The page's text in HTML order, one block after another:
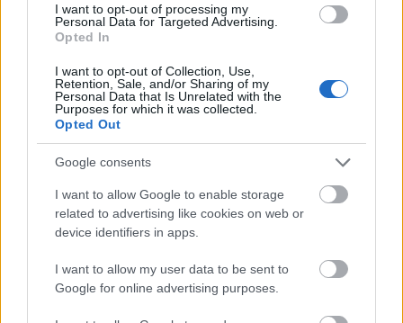
I want to opt-out of processing my
Personal Data for Targeted Advertising.
Opted In
I want to opt-out of Collection, Use,
Retention, Sale, and/or Sharing of my
Personal Data that Is Unrelated with the
Purposes for which it was collected.
Opted Out
Google consents
I want to allow Google to enable storage
related to advertising like cookies on web or
device identifiers in apps.
I want to allow my user data to be sent to
Google for online advertising purposes.
Hifista atomháború - Van-e értelme a
minőségi kábelnek?
Dankó Gábor•2020. január 25.